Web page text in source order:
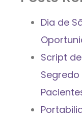
Dia de
Script